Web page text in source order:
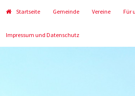
Startseite Gemeinde Vereine Für
Impressum und Datenschutz